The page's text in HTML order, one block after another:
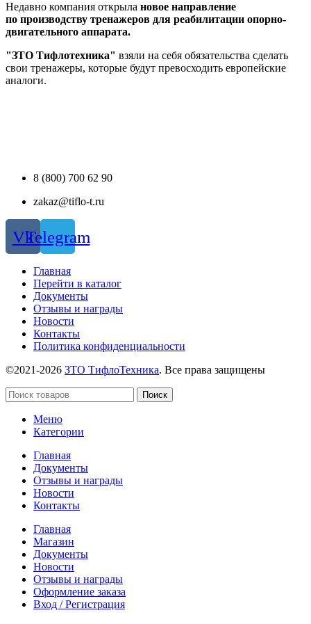
Недавно компания открыла новое направление
по производству тренажеров для реабилитации опорно-
двигательного аппарата.
"ЗТО Тифлотехника" взяли на себя обязательства сделать
свои тренажеры, которые будут превосходить европейские
аналоги.
8 (800) 700 62 90
zakaz@tiflo-t.ru
VkTelegram
Главная
Перейти в каталог
Документы
Отзывы и награды
Новости
Контакты
Политика конфиденциальности
©2021-2026 ЗТО ТифлоТехника. Все права защищены
Поиск
Меню
Категории
Главная
Документы
Отзывы и награды
Новости
Контакты
Главная
Магазин
Документы
Новости
Отзывы и награды
Оформление заказа
Вход / Регистрация